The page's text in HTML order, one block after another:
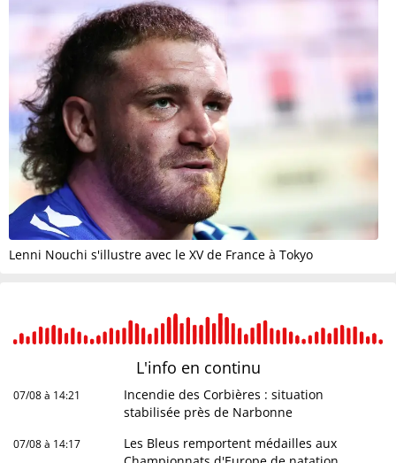
Lenni Nouchi s'illustre avec le XV de France à Tokyo
L'info en continu
07/08 à 14:21
Incendie des Corbières : situation
stabilisée près de Narbonne
07/08 à 14:17
Les Bleus remportent médailles aux